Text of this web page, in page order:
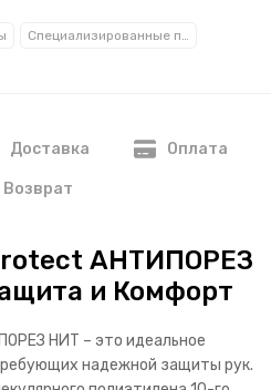
Специализированные перчатки
Доставка Оплата
Возврат
АНТИПОРЕЗ
и Комфорт
НИТ – это идеальное
надежной защиты рук.